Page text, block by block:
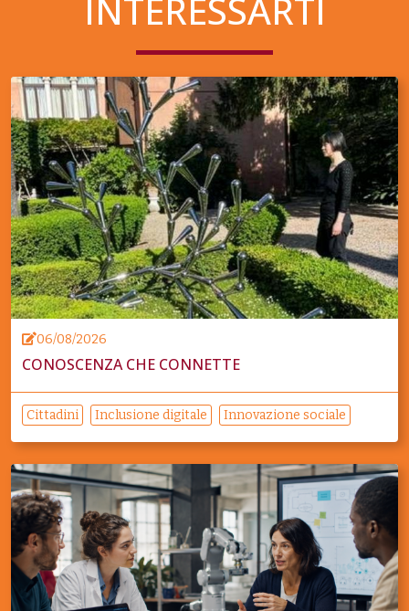
INTERESSARTI
06/08/2026
CONOSCENZA CHE CONNETTE
Cittadini Inclusione digitale Innovazione sociale